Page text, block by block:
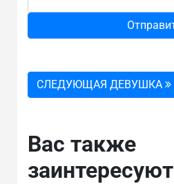
СЛЕДУЮЩАЯ ДЕВУШКА
Вас также
заинтересуют